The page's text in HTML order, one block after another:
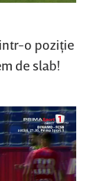
o poziţie
de slab!